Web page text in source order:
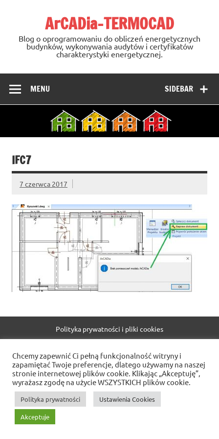
ArCADia-TERMOCAD
Blog o oprogramowaniu do obliczeń energetycznych
budynków, wykonywania audytów i certyfikatów
charakterystyki energetycznej.
SIDEBAR
MENU
IFC7
7 czerwca 2017
Polityka prywatności i pliki cookies
Chcemy zapewnić Ci pełną funkcjonalność witryny i
zapamiętać Twoje preferencje, dlatego używamy na naszej
stronie internetowej plików cookie. Klikając „Akceptuję”,
wyrażasz zgodę na użycie WSZYSTKICH plików cookie.
Polityka prywatności Ustawienia Cookies
Akceptuje